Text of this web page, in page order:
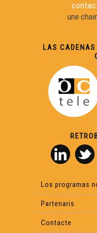
Liza : Te
Savignoni
Test : O Solex
Brick a Drac 01
Espinasse :
une
LAS
Los programas
Partenaris
Contacte